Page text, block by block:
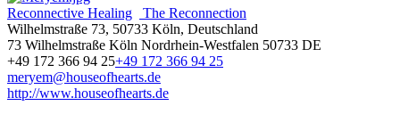
Reconnective Healing
The Reconnection
Wilhelmstraße 73, 50733 Köln, Deutschland
73 Wilhelmstraße Köln Nordrhein-Westfalen 50733 DE
+49 172 366 94 25+49 172 366 94 25
meryem@houseofhearts.de
http://www.houseofhearts.de